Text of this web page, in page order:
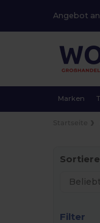
Angebot
Marken
Filter